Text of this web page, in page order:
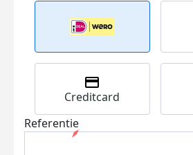
Creditcard
Referentie